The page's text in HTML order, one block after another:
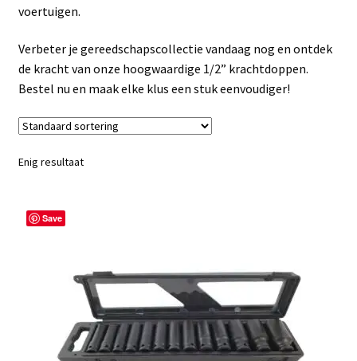
Privacybeleid
Retourbeleid
Videos
Winkelwagen
voertuigen.
Verbeter je gereedschapscollectie vandaag nog en ontdek
de kracht van onze hoogwaardige 1/2” krachtdoppen.
Bestel nu en maak elke klus een stuk eenvoudiger!
Enig resultaat
Save